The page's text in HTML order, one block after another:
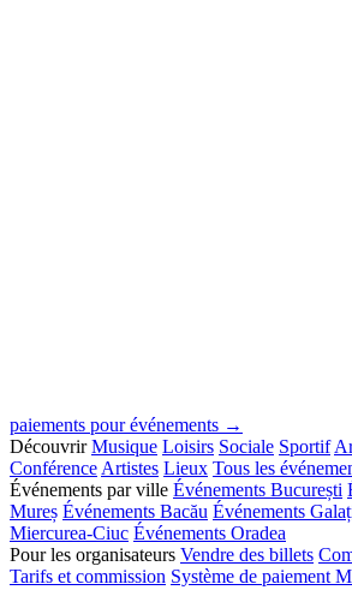
paiements pour événements →
Découvrir Musique Loisirs Sociale Sportif
Conférence Artistes Lieux Tous les
Événements par ville Événements București
Mureș Événements Bacău Événements
Miercurea-Ciuc Événements Oradea
Pour les organisateurs Vendre des billets
Tarifs et commission Système de paiement